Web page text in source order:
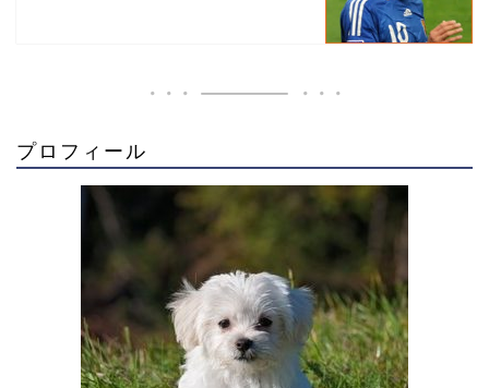
プロフィール